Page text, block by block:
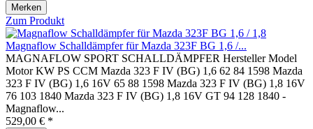
Merken
Zum Produkt
Magnaflow Schalldämpfer für Mazda 323F BG 1,6 /...
MAGNAFLOW SPORT SCHALLDÄMPFER Hersteller Model
Motor KW PS CCM Mazda 323 F IV (BG) 1,6 62 84 1598 Mazda
323 F IV (BG) 1,6 16V 65 88 1598 Mazda 323 F IV (BG) 1,8 16V
76 103 1840 Mazda 323 F IV (BG) 1,8 16V GT 94 128 1840 -
Magnaflow...
529,00 € *